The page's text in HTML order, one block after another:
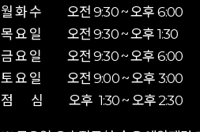
월 화 수 오전 9:30 ~ 오후 6:00
목 요 일 오전 9:30 ~ 오후 1:30
금 요 일 오전 9:30 ~ 오후 6:00
토 요 일 오전 9:00 ~ 오후 3:00
점 심 오후 1:30 ~ 오후 2:30